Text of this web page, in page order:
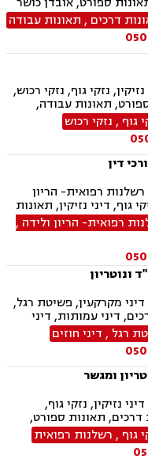
תאונות עקב רשלנות,
ביטוח סיעודי, דיני
הכנסה מסיבות
דרכים , תאונות עבודה
נזקי גוף, נזקי רכוש,
תאונות עבודה,
תלמידים גוף , נזקי רכוש
דין
רפואית- הריון
גוף, דיני נזיקין, תאונות
תאונות ספורט.
רפואית- הריון ולידה ,
ונוטריון
מקרקעין, פשיטת רגל,
דיני עמותות, דיני
פרעון, חוקתי ומנהלי,
ליווי עסקי,
, נדל"ן, נוטריון,
פינוי מושכר, פירוקים
צווי מניעה, רשויות
תאונות עבודה,
ספורט, תאונות
כוח מתשמך, גישור
רגל , דיני חוזים
ומגשר
נזיקין, נזקי גוף,
דרכים, תאונות ספורט,
עבודה , ביטוח לאומי,
דיני ביטוח, נוטריון, נכי
עקב רשלנות.
גוף , רשלנות רפואית